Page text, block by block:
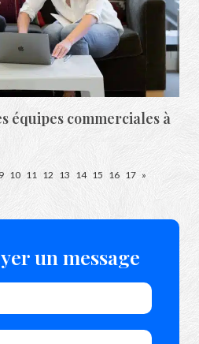
équipes commerciales à
9 10 11 12 13 14 15 16 17 »
un message